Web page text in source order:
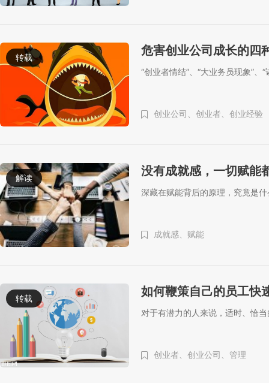
转载 危害创业公司成长的四
“创业者情结”、“大业务员现象”、
创业公司、 创业者、 创业经验
解读 没有成就感，一切赋能
深藏在赋能背后的原理，究竟是
成就感、 赋能
转载 如何鞭策自己的员工快
对于有潜力的人来说，适时、恰
创业者、 创业公司、 管理